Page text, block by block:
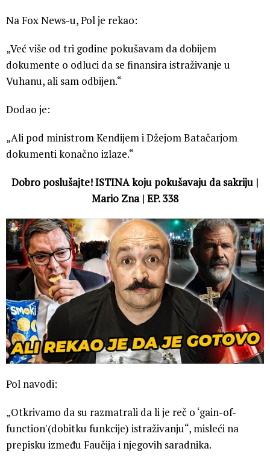
Na Fox News-u, Pol je rekao:
„Već više od tri godine pokušavam da dobijem
dokumente o odluci da se finansira istraživanje u
Vuhanu, ali sam odbijen.“
Dodao je:
„Ali pod ministrom Kendijem i Džejom Batačarjom
dokumenti konačno izlaze.“
Dobro poslušajte! ISTINA koju pokušavaju da sakriju |
Mario Zna | EP. 338
Pol navodi:
„Otkrivamo da su razmatrali da li je reč o ‘gain-of-
function'(dobitku funkcije) istraživanju“, misleći na
prepisku između Faučija i njegovih saradnika.